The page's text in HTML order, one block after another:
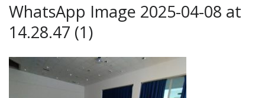
WhatsApp Image 2025-04-08 at
14.28.47 (1)